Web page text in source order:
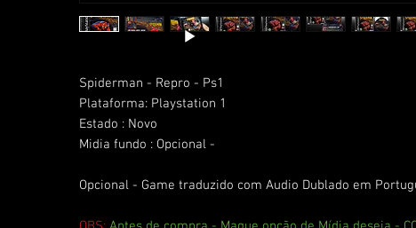
Spiderman - Repro - Ps1
Plataforma: Playstation 1
Estado : Novo
Midia fundo : Opcional -
Opcional - Game traduzido com Audio Dublado em